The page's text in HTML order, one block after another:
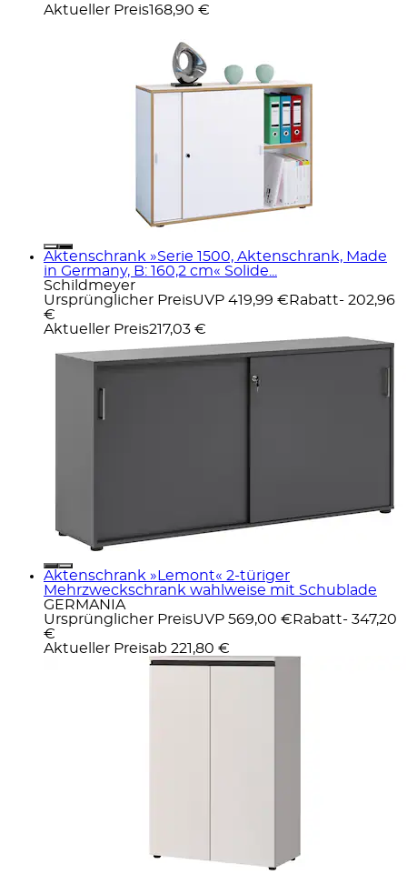
Aktueller Preis168,90 €
Aktenschrank »Serie 1500, Aktenschrank, Made
in Germany, B: 160,2 cm« Solide...
Schildmeyer
Ursprünglicher PreisUVP 419,99 € Rabatt- 202,96
€
Aktueller Preis217,03 €
Aktenschrank »Lemont« 2-türiger
Mehrzweckschrank wahlweise mit Schublade
GERMANIA
Ursprünglicher PreisUVP 569,00 € Rabatt- 347,20
€
Aktueller Preisab 221,80 €